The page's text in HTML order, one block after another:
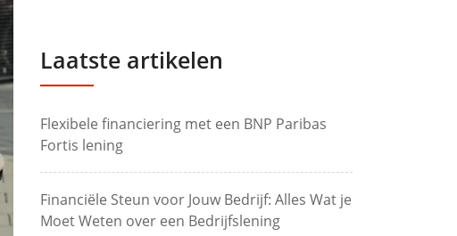
Laatste artikelen
Flexibele financiering met een BNP Paribas
Fortis lening
Financiële Steun voor Jouw Bedrijf: Alles Wat je
Moet Weten over een Bedrijfslening